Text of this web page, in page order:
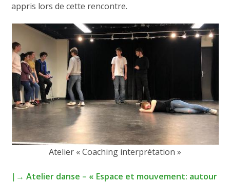
appris lors de cette rencontre.
Atelier « Coaching interprétation »
|→Atelier danse – « Espace et mouvement: autour